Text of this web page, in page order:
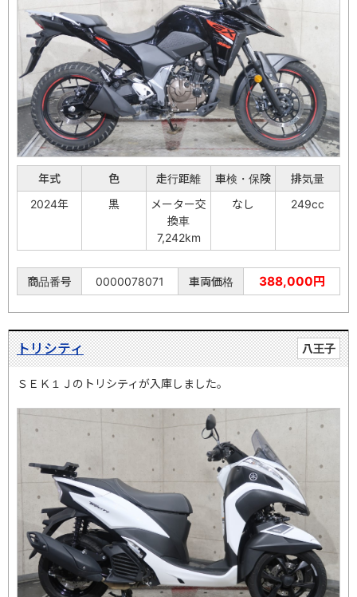
年式 色 走行距離 車検・保険
排気量
2024年
黒
メーター交
換車
7,242km
なし 249cc
商品番号 0000078071 車両価格 388,000円
八王子
トリシティ
ＳＥＫ１Ｊのトリシティが入庫しました。